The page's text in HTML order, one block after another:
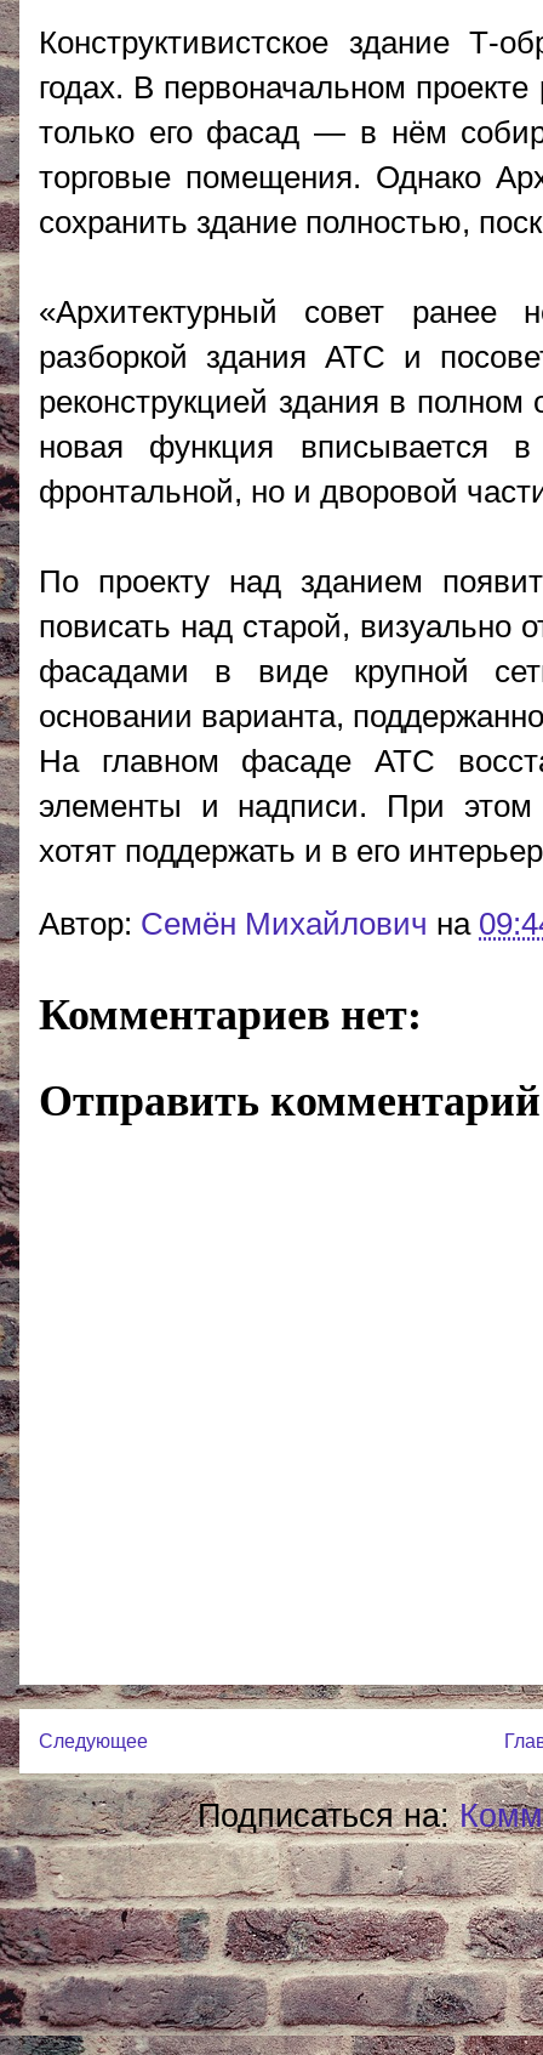
Конструктивистское здание Т-
годах. В первоначальном
только его фасад — в нём
торговые помещения. Однако
сохранить здание полностью,
«Архитектурный совет ранее
разборкой здания АТС и
реконструкцией здания в
новая функция вписывается в
фронтальной, но и дворовой
По проекту над зданием
повисать над старой, визуально
фасадами в виде крупной
основании варианта,
На главном фасаде АТС
элементы и надписи. При этом
хотят поддержать и в его
Автор: Cемён Михайлович на
Комментариев нет:
Отправить комментарий
Следующее
Подписаться на: